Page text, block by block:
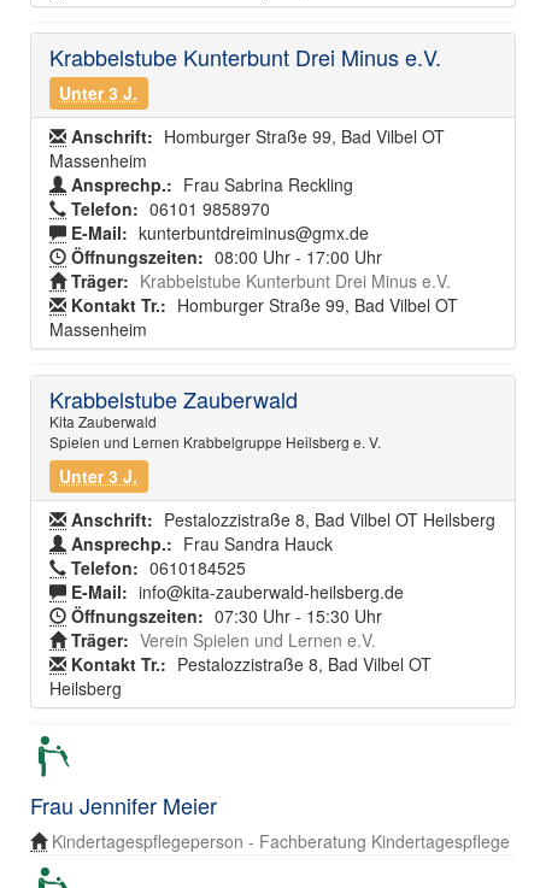
Krabbelstube Kunterbunt Drei Minus e.V.
Unter 3 J.
Anschrift: Homburger Straße 99, Bad Vilbel OT
Massenheim
Ansprechp.: Frau Sabrina Reckling
Telefon: 06101 9858970
E-Mail: kunterbuntdreiminus@gmx.de
Öffnungszeiten: 08:00 Uhr - 17:00 Uhr
Träger: Krabbelstube Kunterbunt Drei Minus e.V.
Kontakt Tr.: Homburger Straße 99, Bad Vilbel OT
Massenheim
Krabbelstube Zauberwald
Kita Zauberwald
Spielen und Lernen Krabbelgruppe Heilsberg e. V.
Unter 3 J.
Anschrift: Pestalozzistraße 8, Bad Vilbel OT Heilsberg
Ansprechp.: Frau Sandra Hauck
Telefon: 0610184525
E-Mail: info@kita-zauberwald-heilsberg.de
Öffnungszeiten: 07:30 Uhr - 15:30 Uhr
Träger: Verein Spielen und Lernen e.V.
Kontakt Tr.: Pestalozzistraße 8, Bad Vilbel OT
Heilsberg
Frau Jennifer Meier
Kindertagespflegeperson - Fachberatung Kindertagespflege